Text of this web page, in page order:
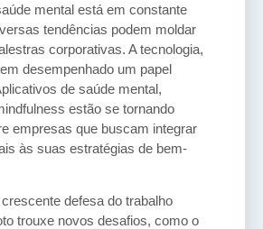
mental está em constante
tendências podem moldar
corporativas. A tecnologia,
desempenhado um papel
de saúde mental,
estão se tornando
empresas que buscam integrar
às suas estratégias de bem-
defesa do trabalho
trouxe novos desafios, como o